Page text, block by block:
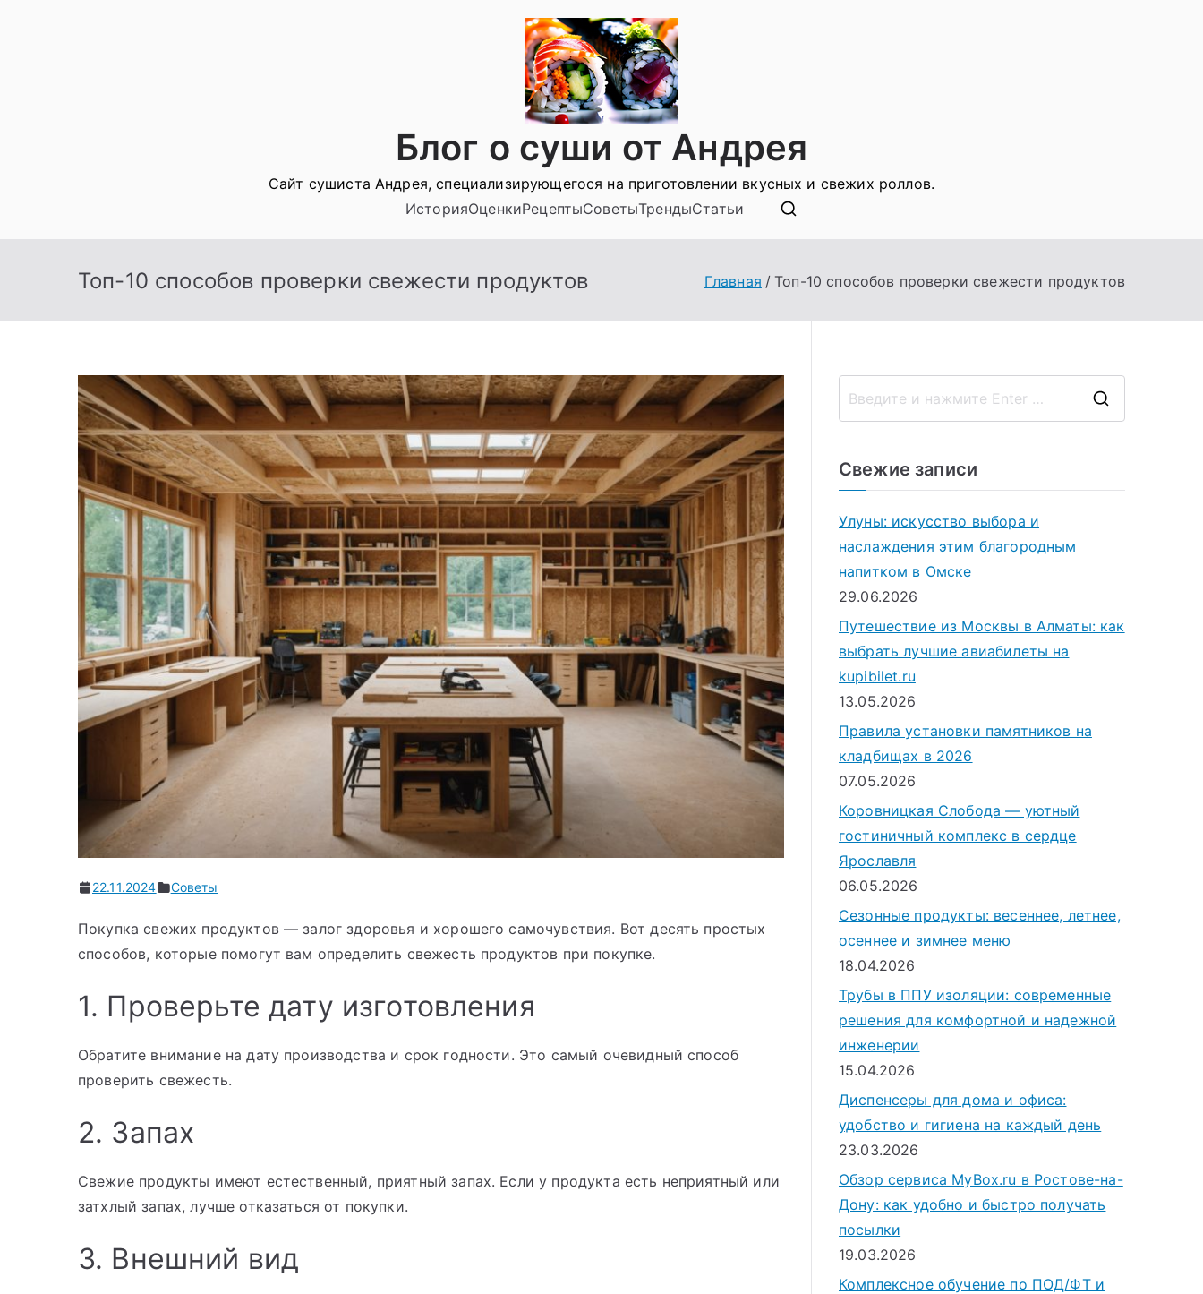
Блог о суши от Андрея
Сайт сушиста Андрея, специализирующегося на приготовлении вкусных и свежих роллов.
ИсторияОценкиРецептыСоветыТрендыСтатьи
Топ-10 способов проверки свежести продуктов Главная Топ-10 способов проверки свежести продуктов
22.11.2024 Советы
Покупка свежих продуктов — залог здоровья и хорошего самочувствия. Вот десять простых
способов, которые помогут вам определить свежесть продуктов при покупке.
1. Проверьте дату изготовления
Обратите внимание на дату производства и срок годности. Это самый очевидный способ
проверить свежесть.
2. Запах
Свежие продукты имеют естественный, приятный запах. Если у продукта есть неприятный или
затхлый запах, лучше отказаться от покупки.
3. Внешний вид
Свежие записи
Улуны: искусство выбора и
наслаждения этим благородным
напитком в Омске
29.06.2026
Путешествие из Москвы в Алматы: как
выбрать лучшие авиабилеты на
kupibilet.ru
13.05.2026
Правила установки памятников на
кладбищах в 2026
07.05.2026
Коровницкая Слобода — уютный
гостиничный комплекс в сердце
Ярославля
06.05.2026
Сезонные продукты: весеннее, летнее,
осеннее и зимнее меню
18.04.2026
Трубы в ППУ изоляции: современные
решения для комфортной и надежной
инженерии
15.04.2026
Диспенсеры для дома и офиса:
удобство и гигиена на каждый день
23.03.2026
Обзор сервиса MyBox.ru в Ростове-на-
Дону: как удобно и быстро получать
посылки
19.03.2026
Комплексное обучение по ПОД/ФТ и